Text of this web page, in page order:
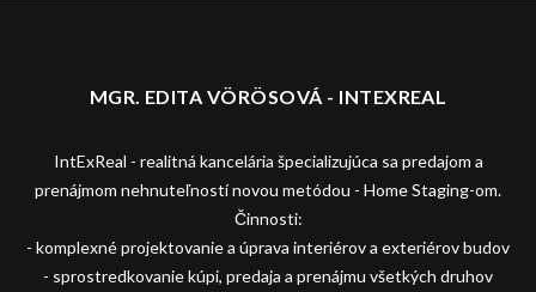
MGR. EDITA VÖRÖSOVÁ - INTEXREAL
IntExReal - realitná kancelária špecializujúca sa predajom a
prenájmom nehnuteľností novou metódou - Home Staging-om.
Činnosti:
- komplexné projektovanie a úprava interiérov a exteriérov budov
- sprostredkovanie kúpi, predaja a prenájmu všetkých druhov